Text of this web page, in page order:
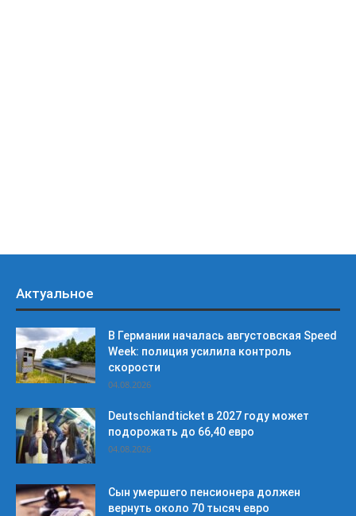
Актуальное
В Германии началась августовская Speed
Week: полиция усилила контроль
скорости
04.08.2026
Deutschlandticket в 2027 году может
подорожать до 66,40 евро
04.08.2026
Сын умершего пенсионера должен
вернуть около 70 тысяч евро